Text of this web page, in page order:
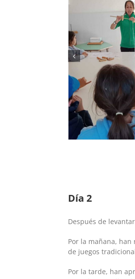
Día 2
Después de
Por la mañana,
de juegos
Por la tarde, han